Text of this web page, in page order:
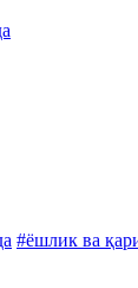
#ёшлик ва